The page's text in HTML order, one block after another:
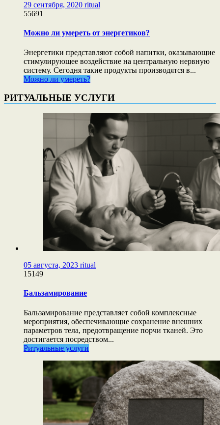
29 сентября, 2020 ritual
55691
Можно ли умереть от энергетиков?
Энергетики представляют собой напитки, оказывающие
стимулирующее воздействие на центральную нервную
систему. Сегодня такие продукты производятся в...
Можно ли умереть?
РИТУАЛЬНЫЕ УСЛУГИ
05 августа, 2023 ritual
15149
Бальзамирование
Бальзамирование представляет собой комплексные
мероприятия, обеспечивающие сохранение внешних
параметров тела, предотвращение порчи тканей. Это
достигается посредством...
Ритуальные услуги